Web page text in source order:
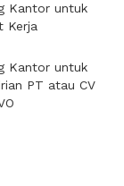
Kantor untuk
Kerja
Kantor untuk
PT atau CV